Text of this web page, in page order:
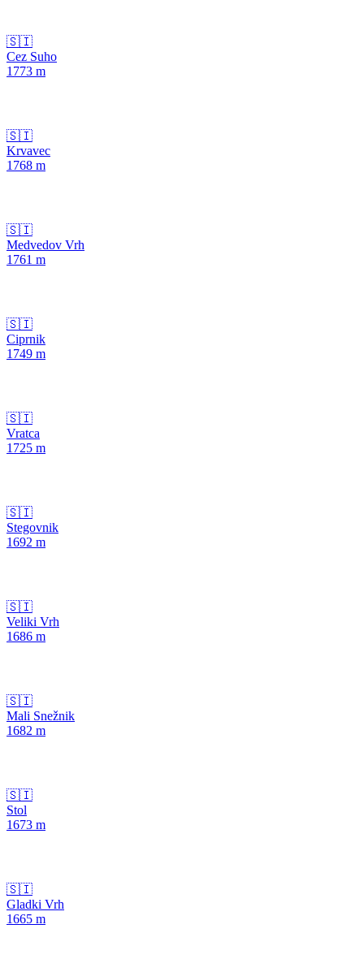
🇸🇮
Cez Suho
1773 m
🇸🇮
Krvavec
1768 m
🇸🇮
Medvedov Vrh
1761 m
🇸🇮
Ciprnik
1749 m
🇸🇮
Vratca
1725 m
🇸🇮
Stegovnik
1692 m
🇸🇮
Veliki Vrh
1686 m
🇸🇮
Mali Snežnik
1682 m
🇸🇮
Stol
1673 m
🇸🇮
Gladki Vrh
1665 m